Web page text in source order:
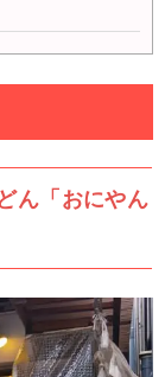
ん「おにやん